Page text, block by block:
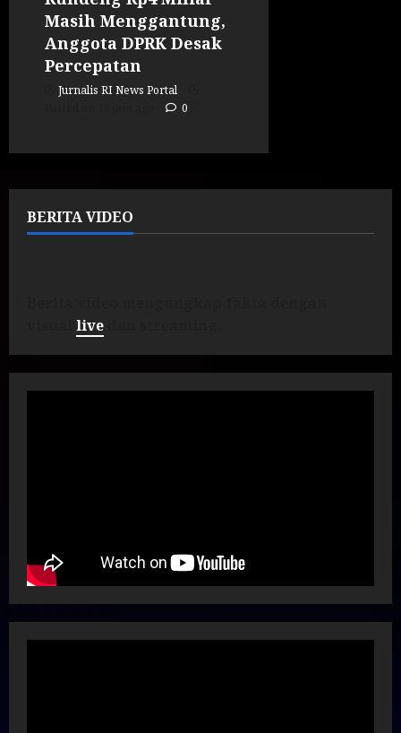
Masih Menggantung,
Anggota DPRK Desak
Percepatan
Jurnalis RI News Portal
0
BERITA VIDEO
live